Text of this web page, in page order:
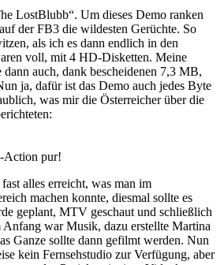
LostBlubb“. Um dieses Demo ranken
der FB3 die wildesten Gerüchte. So
als ich es dann endlich in den
voll, mit 4 HD-Disketten. Meine
auch, dank bescheidenen 7,3 MB,
ja, dafür ist das Demo auch jedes Byte
was mir die Österreicher über die
Action pur!
alles erreicht, was man im
machen konnte, diesmal sollte es
geplant, MTV geschaut und schließlich
Anfang war Musik, dazu erstellte Martina
Ganze sollte dann gefilmt werden. Nun
kein Fernsehstudio zur Verfügung, aber